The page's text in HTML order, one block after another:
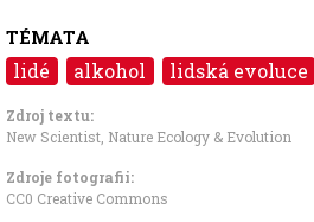
TÉMATA
lidé alkohol lidská evoluce
Zdroj textu:
New Scientist, Nature Ecology & Evolution
Zdroje fotografii:
CC0 Creative Commons